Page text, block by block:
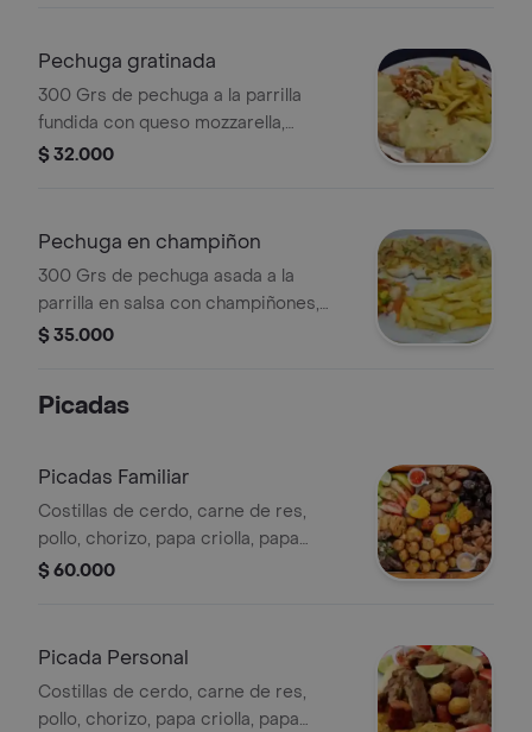
Pechuga gratinada
300 Grs de pechuga a la parrilla
fundida con queso mozzarella,
acompañado de papa a la francesa,
$ 32.000
Pechuga en champiñon
300 Grs de pechuga asada a la
parrilla en salsa con champiñones,
papa a la francesa , papa criolla y
$ 35.000
Picadas
Picadas Familiar
Costillas de cerdo, carne de res,
pollo, chorizo, papa criolla, papa
francesa, chips de plátano, yuca,
$ 60.000
Picada Personal
Costillas de cerdo, carne de res,
pollo, chorizo, papa criolla, papa